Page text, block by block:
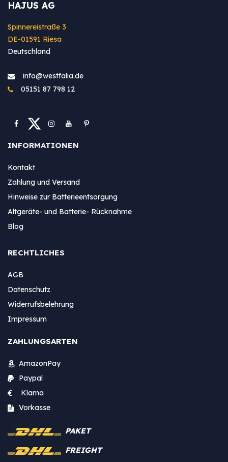
HAJUS AG
Spinnereistraße 3
DE-01591 Riesa
Deutschland
info@westfa​lia.de
05151 87 798 12
INFORMATIONEN
Kontakt
Zahlung und Versand
Hinweise zur Batterieentsorgung
Altgeräte- und Batterie- Rücknahme
Blog
RECHTLICHES
AGB
Datenschutz
Widerrufsbelehrung
Impressum
ZAHLUNGSARTEN
AmazonPay
Paypal
Klarna
Vorkasse
PAKET
FREIGHT